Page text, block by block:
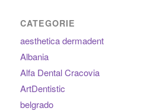
CATEGORIE
aesthetica dermadent
Albania
Alfa Dental Cracovia
ArtDentistic
belgrado